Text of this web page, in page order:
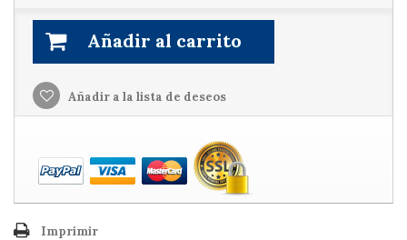
Añadir al carrito
Añadir a la lista de deseos
Imprimir